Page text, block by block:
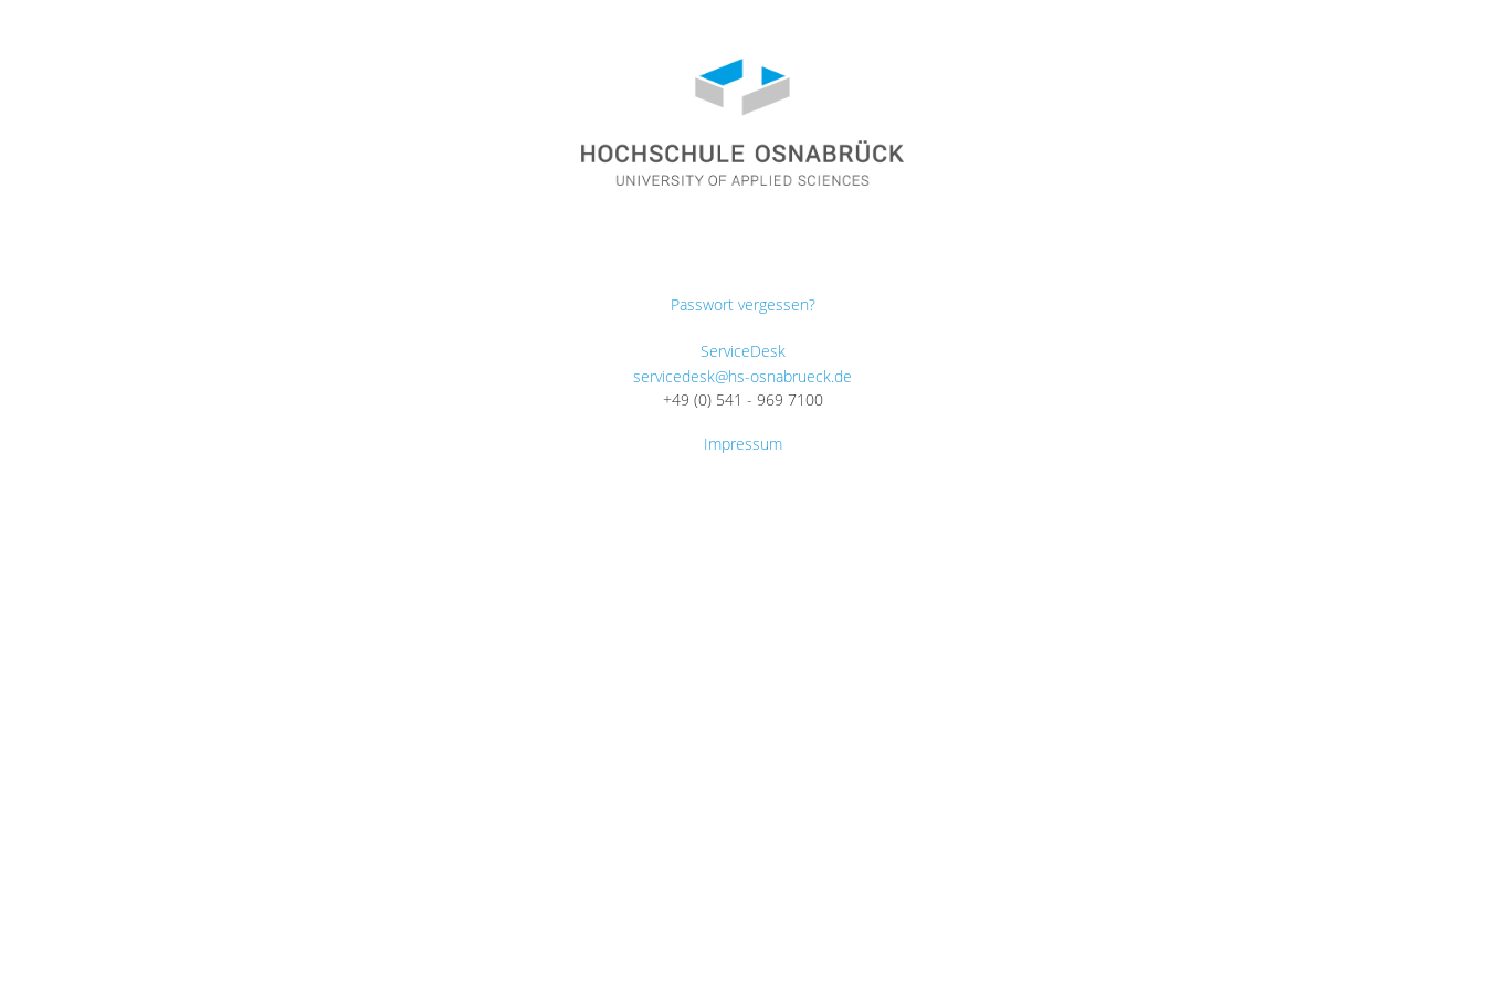
Passwort vergessen?
ServiceDesk
servicedesk@hs-osnabrueck.de
+49 (0) 541 - 969 7100
Impressum